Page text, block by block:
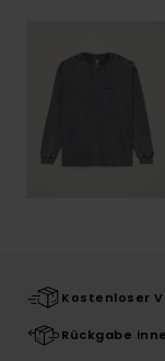
Kostenloser
Rückgabe